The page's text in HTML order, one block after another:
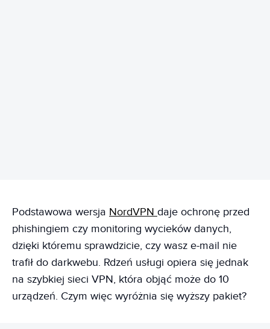
Podstawowa wersja NordVPN daje ochronę przed
phishingiem czy monitoring wycieków danych,
dzięki któremu sprawdzicie, czy wasz e-mail nie
trafił do darkwebu. Rdzeń usługi opiera się jednak
na szybkiej sieci VPN, która objąć może do 10
urządzeń. Czym więc wyróżnia się wyższy pakiet?